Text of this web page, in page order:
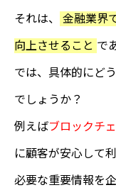
それは、
金融業界
向上させること で
では、具体的にど
でしょうか？
例えばブロックチ
に顧客が安心して
必要な重要情報を